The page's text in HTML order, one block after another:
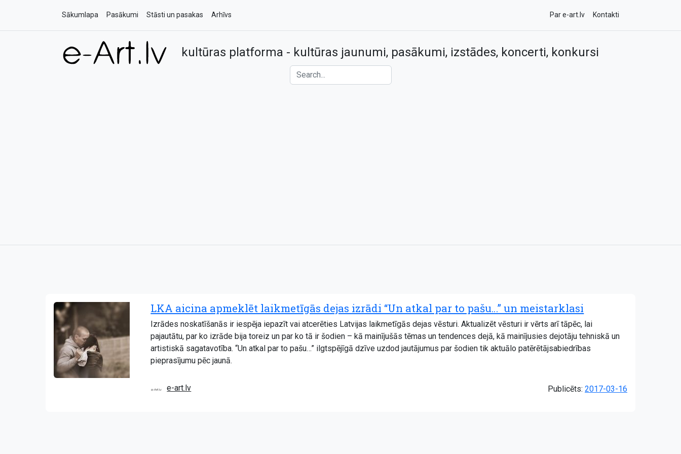
Sākumlapa Pasākumi Stāsti un pasakas Arhīvs Par e-art.lv Kontakti
kultūras platforma - kultūras jaunumi, pasākumi, izstādes, koncerti, konkursi
LKA aicina apmeklēt laikmetīgās dejas izrādi “Un atkal par to pašu…” un meistarklasi
Izrādes noskatīšanās ir iespēja iepazīt vai atcerēties Latvijas laikmetīgās dejas vēsturi. Aktualizēt vēsturi ir vērts arī tāpēc, lai
pajautātu, par ko izrāde bija toreiz un par ko tā ir šodien – kā mainījušās tēmas un tendences dejā, kā mainījusies dejotāju tehniskā un
artistiskā sagatavotība. “Un atkal par to pašu…” ilgtspējīgā dzīve uzdod jautājumus par šodien tik aktuālo patērētājsabiedrības
pieprasījumu pēc jaunā.
e-art.lv Publicēts: 2017-03-16